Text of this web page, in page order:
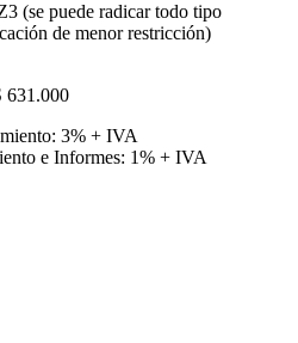
(se puede radicar todo tipo
de menor restricción)
631.000
3% + IVA
e Informes: 1% + IVA